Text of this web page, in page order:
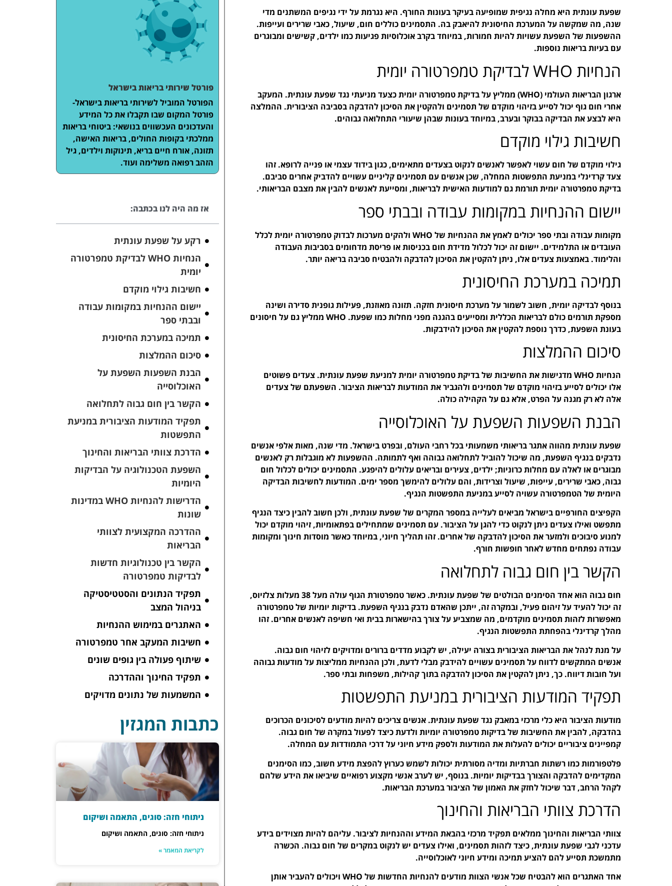
שפעת עונתית היא מחלה נגיפית שמופיעה בעיקר בעונות החורף. היא נגרמת על ידי נגיפים המשתנים מדי
שנה, מה שמקשה על המערכת החיסונית להיאבק בה. התסמינים כוללים חום, שיעול, כאבי שרירים ועייפות.
ההשפעות של השפעת עשויות להיות חמורות, במיוחד בקרב אוכלוסיות פגיעות כמו ילדים, קשישים ומבוגרים
עם בעיות בריאות נוספות.
הנחיות WHO לבדיקת טמפרטורה יומית
ארגון הבריאות העולמי (WHO) ממליץ על בדיקת טמפרטורה יומית כצעד מניעתי נגד שפעת עונתית. המעקב
אחרי חום גוף יכול לסייע בזיהוי מוקדם של תסמינים ולהקטין את הסיכון להדבקה בסביבה הציבורית. ההמלצה
היא לבצע את הבדיקה בבוקר ובערב, במיוחד בעונות שבהן שיעורי התחלואה גבוהים.
חשיבות גילוי מוקדם
גילוי מוקדם של חום עשוי לאפשר לאנשים לנקוט בצעדים מתאימים, כגון בידוד עצמי או פנייה לרופא. זהו
צעד קרדינלי במניעת התפשטות המחלה, שכן אנשים עם תסמינים קליניים עשויים להדביק אחרים סביבם.
בדיקת טמפרטורה יומית תורמת גם למודעות האישית לבריאות, ומסייעת לאנשים להבין את מצבם הבריאותי.
יישום ההנחיות במקומות עבודה ובבתי ספר
מקומות עבודה ובתי ספר יכולים לאמץ את ההנחיות של WHO ולהקים מערכות לבדוק טמפרטורה יומית לכלל
העובדים או התלמידים. יישום זה יכול לכלול מדידת חום בכניסות או פריסת מדחומים בסביבות העבודה
והלימוד. באמצעות צעדים אלו, ניתן להקטין את הסיכון להדבקה ולהבטיח סביבה בריאה יותר.
תמיכה במערכת החיסונית
בנוסף לבדיקה יומית, חשוב לשמור על מערכת חיסונית חזקה. תזונה מאוזנת, פעילות גופנית סדירה ושינה
מספקת תורמים כולם לבריאות הכללית ומסייעים בהגנה מפני מחלות כמו שפעת. WHO ממליץ גם על חיסונים
בעונת השפעת, כדרך נוספת להקטין את הסיכון להידבקות.
סיכום ההמלצות
הנחיות WHO מדגישות את החשיבות של בדיקת טמפרטורה יומית למניעת שפעת עונתית. צעדים פשוטים
אלו יכולים לסייע בזיהוי מוקדם של תסמינים ולהגביר את המודעות לבריאות הציבור. השפעתם של צעדים
אלה לא רק מגנה על הפרט, אלא גם על הקהילה כולה.
הבנת השפעות השפעת על האוכלוסייה
שפעת עונתית מהווה אתגר בריאותי משמעותי בכל רחבי העולם, ובפרט בישראל. מדי שנה, מאות אלפי אנשים
נדבקים בנגיף השפעת, מה שיכול להוביל לתחלואה גבוהה ואף לתמותה. ההשפעות לא מוגבלות רק לאנשים
מבוגרים או לאלה עם מחלות כרוניות; ילדים, צעירים ובריאים עלולים להיפגע. התסמינים יכולים לכלול חום
גבוה, כאבי שרירים, עייפות, שיעול וצרידות, והם עלולים להימשך מספר ימים. המודעות לחשיבות הבדיקה
היומית של הטמפרטורה עשויה לסייע במניעת התפשטות הנגיף.
הקפיצים החורפיים בישראל מביאים לעלייה במספר המקרים של שפעת עונתית, ולכן חשוב להבין כיצד הנגיף
מתפשט ואילו צעדים ניתן לנקוט כדי להגן על הציבור. עם תסמינים שמתחילים בפתאומיות, זיהוי מוקדם יכול
למנוע סיבוכים ולמזער את הסיכון להדבקה של אחרים. זהו תהליך חיוני, במיוחד כאשר מוסדות חינוך ומקומות
עבודה נפתחים מחדש לאחר חופשות חורף.
הקשר בין חום גבוה לתחלואה
חום גבוה הוא אחד הסימנים הבולטים של שפעת עונתית. כאשר טמפרטורת הגוף עולה מעל 38 מעלות צלזיוס,
זה יכול להעיד על זיהום פעיל, ובמקרה זה, ייתכן שהאדם נדבק בנגיף השפעת. בדיקות יומיות של טמפרטורה
מאפשרות לזהות תסמינים מוקדמים, מה שמצביע על צורך בהישארות בבית ואי חשיפה לאנשים אחרים. זהו
מהלך קרדינלי בהפחתת התפשטות הנגיף.
על מנת לנהל את הבריאות הציבורית בצורה יעילה, יש לקבוע מדדים ברורים ומדויקים לזיהוי חום גבוה.
אנשים המתקשים לדווח על תסמינים עשויים להידבק מבלי לדעת, ולכן ההנחיות ממליצות על מודעות גבוהה
ועל חובות דיווח. כך, ניתן להקטין את הסיכון להדבקה בתוך קהילות, משפחות ובתי ספר.
תפקיד המודעות הציבורית במניעת התפשטות
מודעות הציבור היא כלי מרכזי במאבק נגד שפעת עונתית. אנשים צריכים להיות מודעים לסיכונים הכרוכים
בהדבקה, להבין את החשיבות של בדיקות טמפרטורה יומיות ולדעת כיצד לפעול במקרה של חום גבוה.
קמפיינים ציבוריים יכולים להעלות את המודעות ולספק מידע חיוני על דרכי התמודדות עם המחלה.
פלטפורמות כמו רשתות חברתיות ומדיה מסורתית יכולות לשמש כערוץ להפצת מידע חשוב, כמו הסימנים
המקדימים להדבקה והצורך בבדיקות יומיות. בנוסף, יש לערב אנשי מקצוע רפואיים שיביאו את הידע שלהם
לקהל הרחב, דבר שיכול לחזק את האמון של הציבור במערכת הבריאות.
הדרכת צוותי הבריאות והחינוך
צוותי הבריאות והחינוך ממלאים תפקיד מרכזי בהבאת המידע וההנחיות לציבור. עליהם להיות מצוידים בידע
עדכני לגבי שפעת עונתית, כיצד לזהות תסמינים, ואילו צעדים יש לנקוט במקרים של חום גבוה. הכשרה
מתמשכת תסייע להם להציע תמיכה ומידע חיוני לאוכלוסייה.
אחד האתגרים הוא להבטיח שכל אנשי הצוות מודעים להנחיות החדשות של WHO ויכולים להעביר אותן
פורטל שירותי בריאות בישראל
הפורטל המוביל לשירותי בריאות בישראל-
פורטל המקום שבו תקבלו את כל המידע
והעדכונים העכשווים בנושאי: ביטוחי בריאות
ממלכתי בקופות החולים, בריאות האישה,
תזונה, אורח חיים בריא, תינוקות וילדים, גיל
הזהב רפואה משלימה ועוד.
אז מה היה לנו בכתבה:
רקע על שפעת עונתית
הנחיות WHO לבדיקת טמפרטורה
יומית
חשיבות גילוי מוקדם
יישום ההנחיות במקומות עבודה
ובבתי ספר
תמיכה במערכת החיסונית
סיכום ההמלצות
הבנת השפעות השפעת על
האוכלוסייה
הקשר בין חום גבוה לתחלואה
תפקיד המודעות הציבורית במניעת
התפשטות
הדרכת צוותי הבריאות והחינוך
השפעת הטכנולוגיה על הבדיקות
היומיות
הדרישות להנחיות WHO במדינות
שונות
ההדרכה המקצועית לצוותי
הבריאות
הקשר בין טכנולוגיות חדשות
לבדיקות טמפרטורה
תפקיד הנתונים והסטטיסטיקה
בניהול המצב
האתגרים במימוש ההנחיות
חשיבות המעקב אחר טמפרטורה
שיתוף פעולה בין גופים שונים
תפקיד החינוך וההדרכה
המשמעות של נתונים מדויקים
כתבות המגזין
ניתוחי חזה: סוגים, התאמה ושיקום
ניתוחי חזה: סוגים, התאמה ושיקום
לקריאת המאמר »